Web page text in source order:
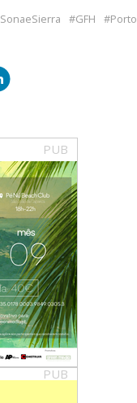
SonaeSierra GFH Porto
PUB
PUB